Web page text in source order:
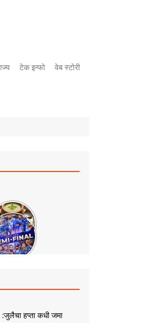
टेक इन्फो वेब स्टोरी
हप्ता कधी जमा